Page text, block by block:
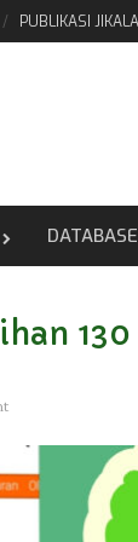
PUBLIKASI
DATABASE